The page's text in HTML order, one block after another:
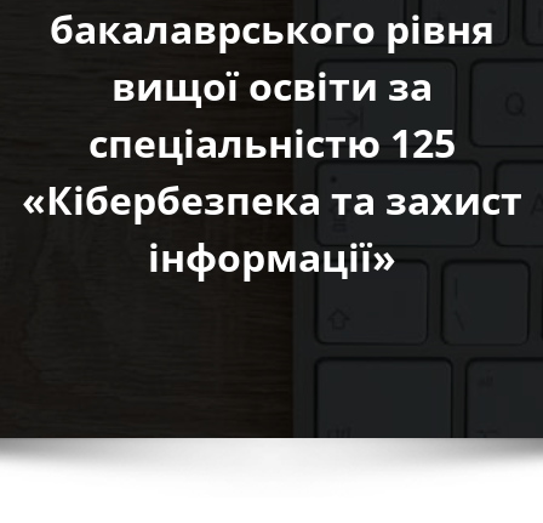
бакалаврського рівня
вищої освіти за
спеціальністю 125
«Кібербезпека та захист
інформації»